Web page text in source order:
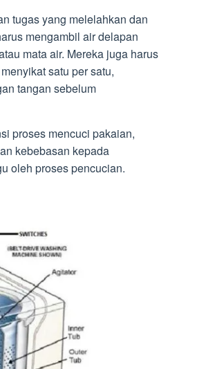
tugas yang melelahkan dan
mengambil air delapan
mata air. Mereka juga harus
satu per satu,
tangan sebelum
proses mencuci pakaian,
kebebasan kepada
oleh proses pencucian.